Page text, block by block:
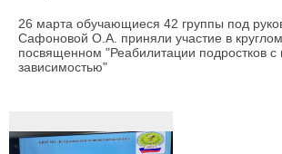
26 марта обучающиеся 42 группы под
Сафоновой О.А. приняли участие в
посвященном "Реабилитации подростков с
зависимостью"